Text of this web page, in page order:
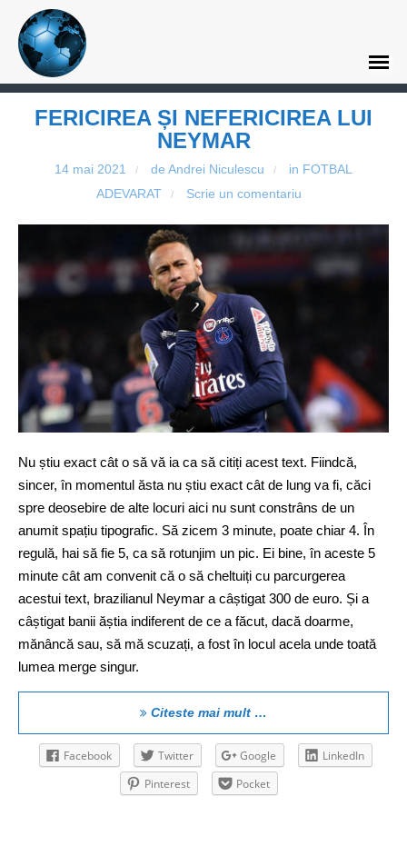
FERICIREA ȘI NEFERICIREA LUI
NEYMAR
14 mai 2021 / de Andrei Niculescu / in FOTBAL
ADEVARAT
/ Scrie un comentariu
Nu știu exact cât o să vă ia ca să citiți acest text. Fiindcă,
sincer, în momentul ăsta nu știu exact cât de lung va fi, căci
spre deosebire de alte locuri aici nu sunt constrâns de un
anumit spațiu tipografic. Să zicem 3 minute, poate chiar 4. În
regulă, hai să fie 5, ca să rotunjim un pic. Ei bine, în aceste 5
minute cât am convenit că o să cheltuiți cu parcurgerea
acestui text, brazilianul Neymar a câștigat 300 de euro. Și a
câștigat banii ăștia indiferent de ce a făcut, dacă doarme,
mănâncă sau, să mă scuzați, a fost în locul acela unde toată
lumea merge singur.
Citeste mai mult …
Facebook Twitter Google
LinkedIn
Pinterest
Pocket